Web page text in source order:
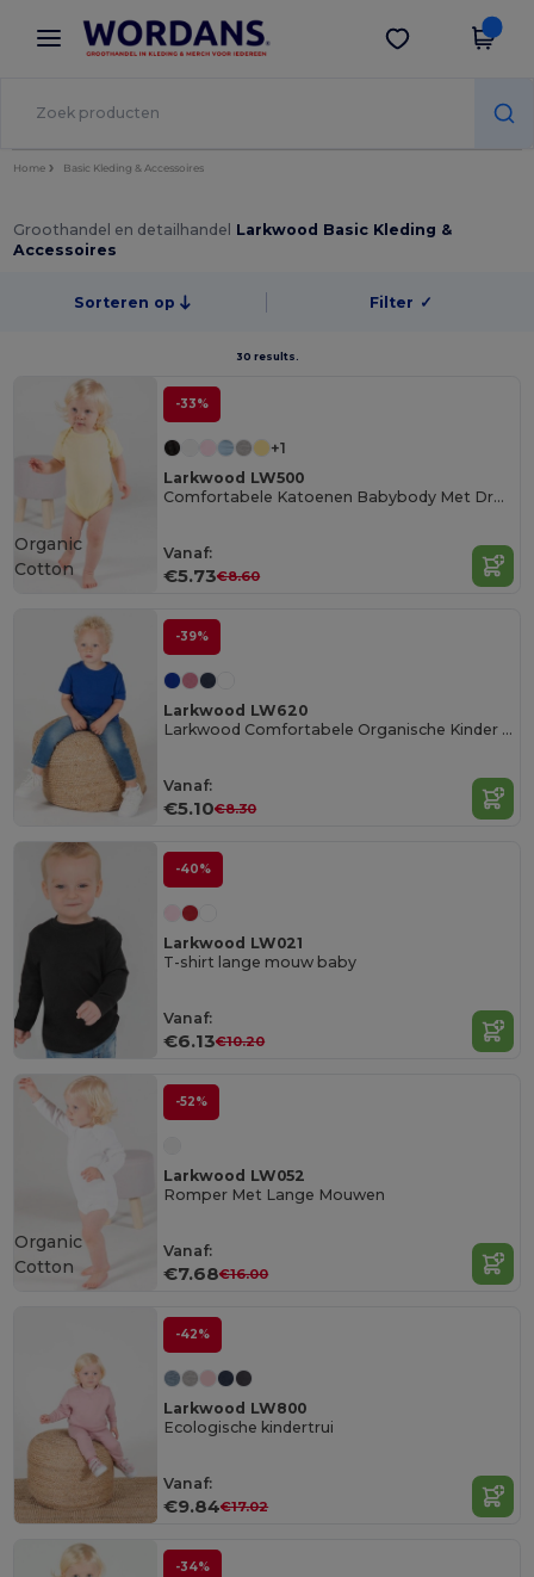
× Wordans-app
Betere prijzen in de app!
Download app
Home Basic Kleding & Accessoires
Groothandel en detailhandel Larkwood Basic Kleding &
Accessoires
Sorteren op Filter ✓
30 results.
-33%
+1
Larkwood LW500
Comfortabele Katoenen Babybody Met Druksluiting
Vanaf:
€5.73€8.60
Organic
Cotton
-39%
Larkwood LW620
Larkwood Comfortabele Organische Kinder T-Shirt
Vanaf:
€5.10€8.30
-40%
Larkwood LW021
T-shirt lange mouw baby
Vanaf:
€6.13€10.20
-52%
Larkwood LW052
Romper Met Lange Mouwen
Vanaf:
€7.68€16.00
Organic
Cotton
-42%
Larkwood LW800
Ecologische kindertrui
Vanaf:
€9.84€17.02
-34%